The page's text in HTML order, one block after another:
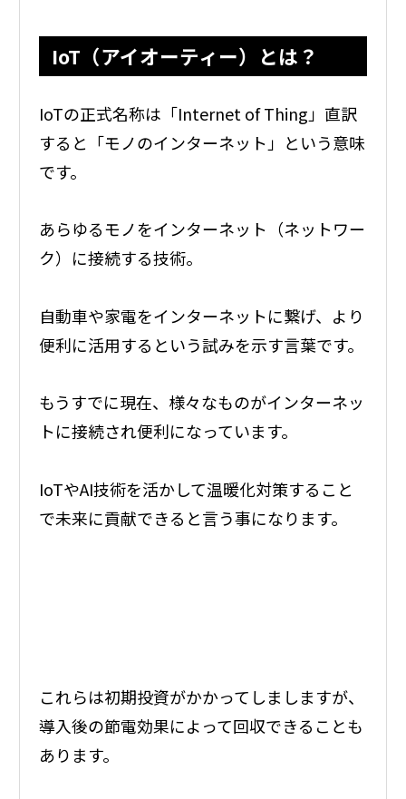
IoT（アイオーティー）とは？
IoTの正式名称は「Internet of Thing」直訳
すると「モノのインターネット」という意味
です。
あらゆるモノをインターネット（ネットワー
ク）に接続する技術。
自動車や家電をインターネットに繋げ、より
便利に活用するという試みを示す言葉です。
もうすでに現在、様々なものがインターネッ
トに接続され便利になっています。
IoTやAI技術を活かして温暖化対策すること
で未来に貢献できると言う事になります。
これらは初期投資がかかってしましますが、
導入後の節電効果によって回収できることも
あります。